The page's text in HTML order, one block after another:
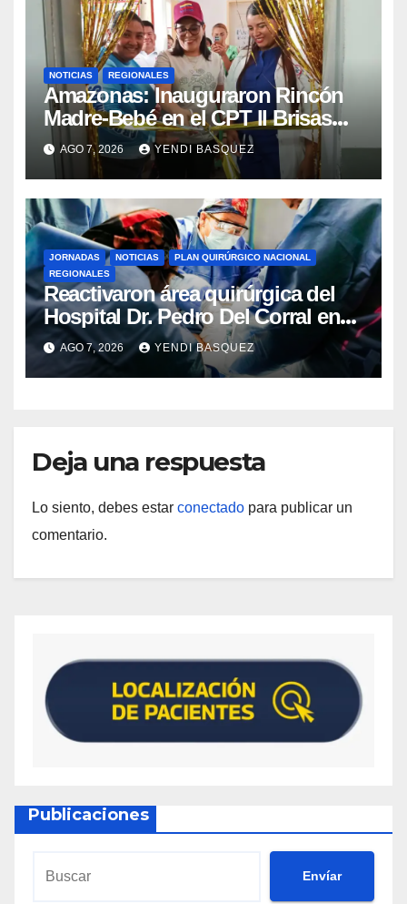
NOTICIAS REGIONALES
​Amazonas: Inauguraron Rincón
Madre-Bebé en el CPT II Brisas
del Aeropuerto ​Inauguraron
Rincón
AGO 7, 2026 YENDI BASQUEZ
JORNADAS NOTICIAS
PLAN QUIRÚRGICO NACIONAL
REGIONALES
Reactivaron área quirúrgica del
Hospital Dr. Pedro Del Corral en
Guárico
AGO 7, 2026 YENDI BASQUEZ
Deja una respuesta
Lo siento, debes estar conectado para publicar un
comentario.
Publicaciones
Envíar